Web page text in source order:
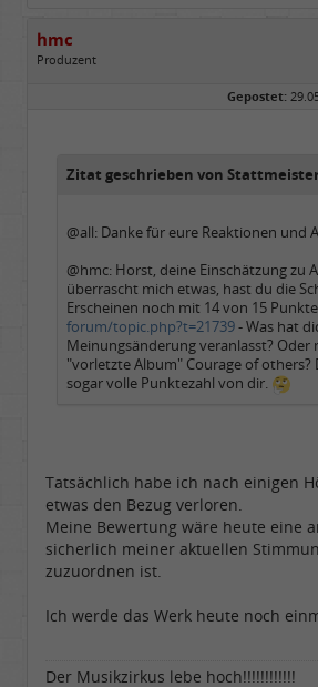
hmc
Produzent
Dabei seit:
04 / 2006
Gepostet:
Zitat geschrieben von
@all: Danke für eure Reaktionen und
@hmc: Horst, deine Einschätzung zu
überrascht mich etwas, hast du die
Erscheinen noch mit 14 von 15
forum/topic.php?t=21739- Was hat
Meinungsänderung veranlasst? Oder
"vorletzte Album" Courage of others?
sogar volle Punktezahl von dir.
Tatsächlich habe ich nach einigen
etwas den Bezug verloren.
Meine Bewertung wäre heute eine
sicherlich meiner aktuellen
zuzuordnen ist.
Ich werde das Werk heute noch
Der Musikzirkus lebe hoch!!!!!!!!!!!!